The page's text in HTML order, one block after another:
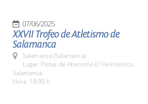
07/06/2025
XXVII Trofeo de Atletismo de
Salamanca
Salamanca (Salamanca)
Lugar: Pistas de Atletismo El Helmántico.
Salamanca
Hora: 19:00 h.